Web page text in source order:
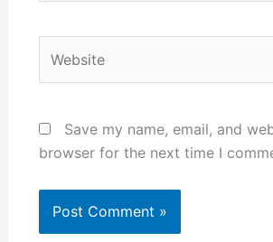
Save my name, email, and
browser for the next time I